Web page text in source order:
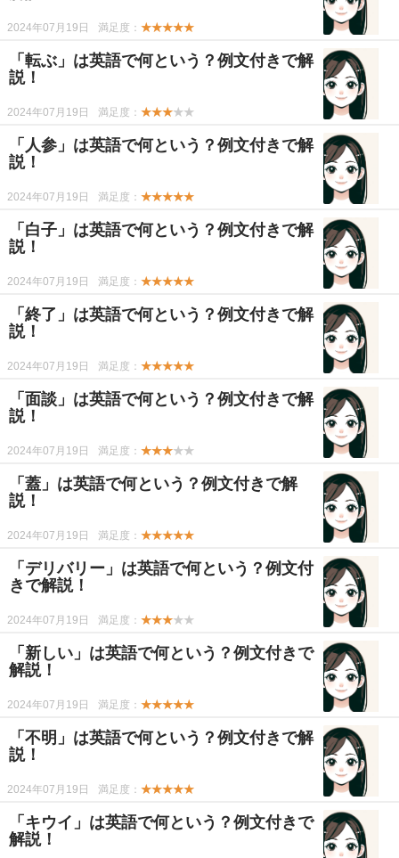
2024年07月19日 満足度： ★★★★★
「転ぶ」は英語で何という？例文付きで解
説！
2024年07月19日 満足度： ★★★★★
「人参」は英語で何という？例文付きで解
説！
2024年07月19日 満足度： ★★★★★
「白子」は英語で何という？例文付きで解
説！
2024年07月19日 満足度： ★★★★★
「終了」は英語で何という？例文付きで解
説！
2024年07月19日 満足度： ★★★★★
「面談」は英語で何という？例文付きで解
説！
2024年07月19日 満足度： ★★★★★
「蓋」は英語で何という？例文付きで解
説！
2024年07月19日 満足度： ★★★★★
「デリバリー」は英語で何という？例文付
きで解説！
2024年07月19日 満足度： ★★★★★
「新しい」は英語で何という？例文付きで
解説！
2024年07月19日 満足度： ★★★★★
「不明」は英語で何という？例文付きで解
説！
2024年07月19日 満足度： ★★★★★
「キウイ」は英語で何という？例文付きで
解説！